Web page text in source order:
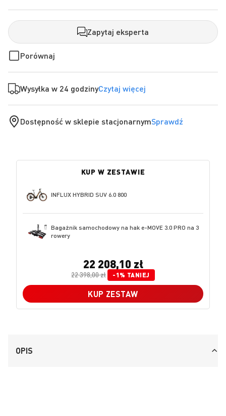
Zapytaj eksperta
Porównaj
Wysyłka w 24 godzinyCzytaj więcej
Dostępność w sklepie stacjonarnymSprawdź
KUP W ZESTAWIE
INFLUX HYBRID SUV 6.0 800
Bagażnik samochodowy na hak e-MOVE 3.0 PRO na 3
rowery
22 208,10 zł
22 398,00 zł -1% TANIEJ
KUP ZESTAW
OPIS